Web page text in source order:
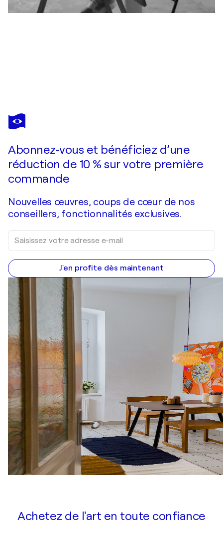
MIN ZOU
The movement of triangles by kandinsky
Abonnez-vous et bénéficiez d’une
réduction de 10 % sur votre première
commande
Nouvelles œuvres, coups de cœur de nos
conseillers, fonctionnalités exclusives.
J'en profite dès maintenant
Achetez de l'art en toute confiance